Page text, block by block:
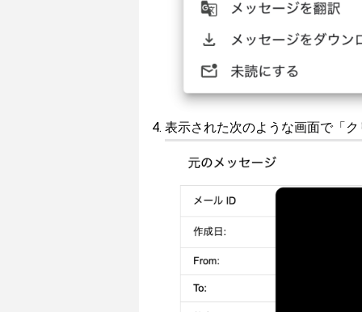
表示された次のような画面で「